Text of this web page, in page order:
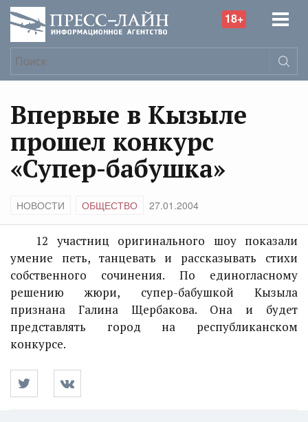
18+
Впервые в Кызыле
прошел конкурс
«Супер-бабушка»
НОВОСТИ ОБЩЕСТВО 27.01.2004
12 участниц оригинального шоу показали
умение петь, танцевать и рассказывать стихи
собственного сочинения. По единогласному
решению жюри, супер-бабушкой Кызыла
признана Галина Щербакова. Она и будет
представлять город на республиканском
конкурсе.